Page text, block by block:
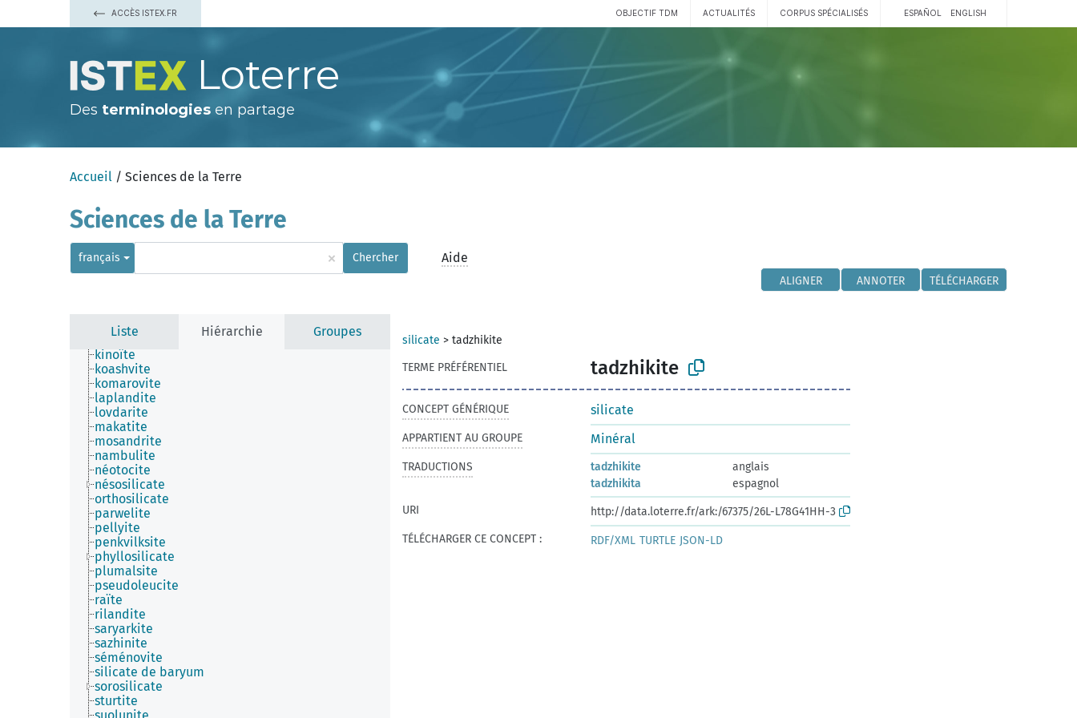
ACCÈS ISTEX.FR OBJECTIF TDM ACTUALITÉS CORPUS SPÉCIALISÉS ESPAÑOL ENGLISH
Loterre
Des terminologies en partage
Accueil / Sciences de la Terre
Sciences de la Terre
français × Chercher Aide
ALIGNER ANNOTER TÉLÉCHARGER
Liste Hiérarchie Groupes
amiante
bisbeeite
borosilicate
carletonite
caysichite
cyclosilicate
dellaïte
eakérite
eudidymite
fluorosilicate
iddingsite
iimoriite
ilmajokite
kanémite
karpinskite
kazakovite
kinoïte
koashvite
komarovite
laplandite
lovdarite
makatite
mosandrite
nambulite
néotocite
nésosilicate
orthosilicate
parwelite
pellyite
penkvilksite
phyllosilicate
plumalsite
pseudoleucite
raïte
rilandite
saryarkite
sazhinite
séménovite
silicate de baryum
sorosilicate
sturtite
silicate > tadzhikite
TERME PRÉFÉRENTIEL
tadzhikite
CONCEPT GÉNÉRIQUE silicate
APPARTIENT AU GROUPE Minéral
TRADUCTIONS tadzhikite
anglais
tadzhikita
espagnol
URI
http://data.loterre.fr/ark:/67375/26L-L78G41HH-3
TÉLÉCHARGER CE CONCEPT :
RDF/XML TURTLE JSON-LD